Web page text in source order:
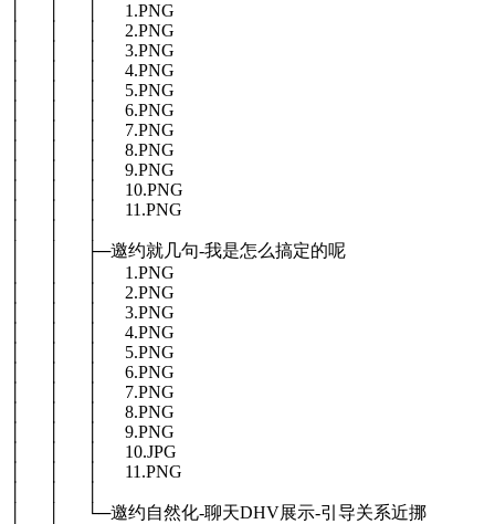
│ │ │ 1.PNG
│ │ │ 2.PNG
│ │ │ 3.PNG
│ │ │ 4.PNG
│ │ │ 5.PNG
│ │ │ 6.PNG
│ │ │ 7.PNG
│ │ │ 8.PNG
│ │ │ 9.PNG
│ │ │ 10.PNG
│ │ │ 11.PNG
│ │ ├─邀约就几句-我是怎么搞定的呢
│ │ │ 1.PNG
│ │ │ 2.PNG
│ │ │ 3.PNG
│ │ │ 4.PNG
│ │ │ 5.PNG
│ │ │ 6.PNG
│ │ │ 7.PNG
│ │ │ 8.PNG
│ │ │ 9.PNG
│ │ │ 10.JPG
│ │ │ 11.PNG
│ │ └─邀约自然化-聊天DHV展示-引导关系近挪